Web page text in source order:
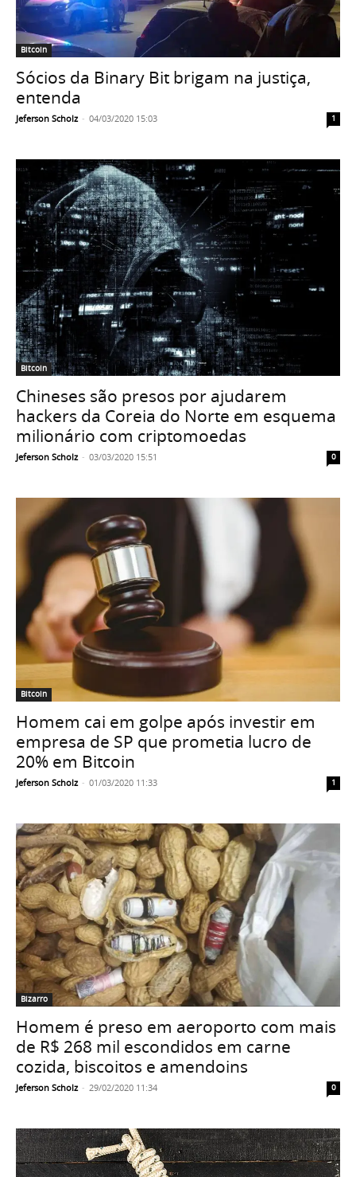
Bitcoin
Sócios da Binary Bit brigam na justiça,
entenda
Jeferson Scholz - 04/03/2020 15:03 1
Bitcoin
Chineses são presos por ajudarem
hackers da Coreia do Norte em esquema
milionário com criptomoedas
Jeferson Scholz - 03/03/2020 15:51 0
Bitcoin
Homem cai em golpe após investir em
empresa de SP que prometia lucro de
20% em Bitcoin
Jeferson Scholz - 01/03/2020 11:33 1
Bizarro
Homem é preso em aeroporto com mais
de R$ 268 mil escondidos em carne
cozida, biscoitos e amendoins
Jeferson Scholz - 29/02/2020 11:34 0